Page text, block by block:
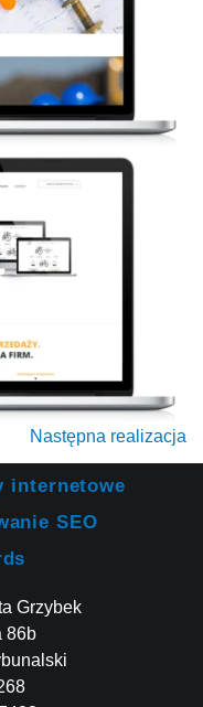
Następna realizacja
internetowe
SEO
Grzybek
86b